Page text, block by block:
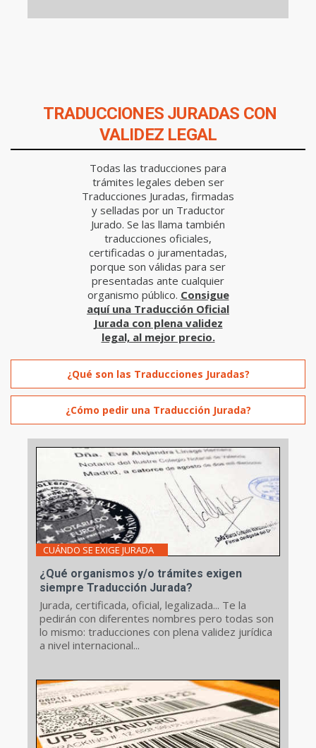
TRADUCCIONES JURADAS CON
VALIDEZ LEGAL
Todas las traducciones para
trámites legales deben ser
Traducciones Juradas, firmadas
y selladas por un Traductor
Jurado. Se las llama también
traducciones oficiales,
certificadas o juramentadas,
porque son válidas para ser
presentadas ante cualquier
organismo público. Consigue
aquí una Traducción Oficial
Jurada con plena validez
legal, al mejor precio.
¿Qué son las Traducciones Juradas?
¿Cómo pedir una Traducción Jurada?
CUÁNDO SE EXIGE JURADA
¿Qué organismos y/o trámites exigen
siempre Traducción Jurada?
Jurada, certificada, oficial, legalizada... Te la
pedirán con diferentes nombres pero todas son
lo mismo: traducciones con plena validez jurídica
a nivel internacional...